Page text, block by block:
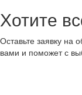
Хотите
Оставьте заявку на
вами и поможет с